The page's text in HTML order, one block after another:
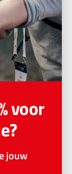
voor
jouw